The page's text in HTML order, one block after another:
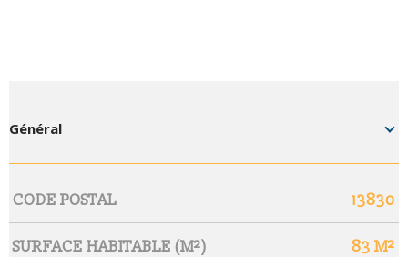
Général
Caractérisque Valeurs
CODE POSTAL 13830
SURFACE HABITABLE (M²) 83 M²